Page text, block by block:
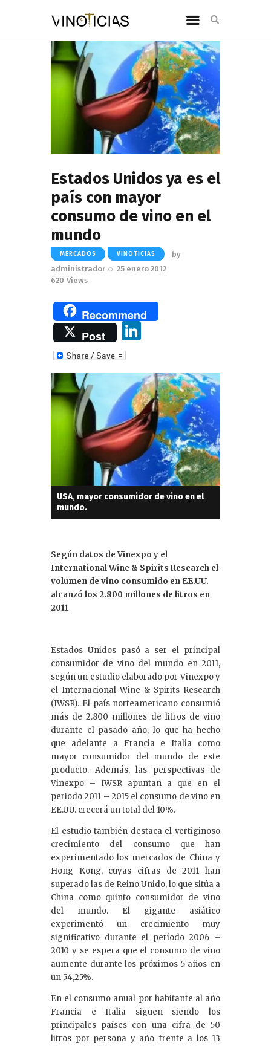
Estados Unidos ya es el
país con mayor
consumo de vino en el
mundo
MERCADOS VINOTICIAS
by
administrador
25 enero 2012
620 Views
Recommend
Post
k
e
dI
n
USA, mayor consumidor de vino en el
mundo.
Según datos de Vinexpo y el
International Wine & Spirits Research el
volumen de vino consumido en EE.UU.
alcanzó los 2.800 millones de litros en
2011
Estados Unidos pasó a ser el principal
consumidor de vino del mundo en 2011,
según un estudio elaborado por Vinexpo y
el Internacional Wine & Spirits Research
(IWSR). El país norteamericano consumió
más de 2.800 millones de litros de vino
durante el pasado año, lo que ha hecho
que adelante a Francia e Italia como
mayor consumidor del mundo de este
producto. Además, las perspectivas de
Vinexpo – IWSR apuntan a que en el
periodo 2011 – 2015 el consumo de vino en
EE.UU. crecerá un total del 10%.
El estudio también destaca el vertiginoso
crecimiento del consumo que han
experimentado los mercados de China y
Hong Kong, cuyas cifras de 2011 han
superado las de Reino Unido, lo que sitúa a
China como quinto consumidor de vino
del mundo. El gigante asiático
experimentó un crecimiento muy
significativo durante el período 2006 –
2010 y se espera que el consumo de vino
aumente durante los próximos 5 años en
un 54,25%.
En el consumo anual por habitante al año
Francia e Italia siguen siendo los
principales países con una cifra de 50
litros por persona y año frente a los 13